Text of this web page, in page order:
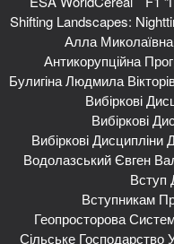
Shifting Landscapes:
Алла
Антикорупційна
Булигіна Людмила
Вибіркові
Вибіркові
Вибіркові Дисципліни
Водолазський Євген
Вступ
Вступникам
Геопросторова
Сільське Господарство